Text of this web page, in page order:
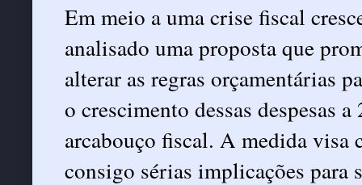
Em meio a uma crise fiscal
analisado uma proposta que
alterar as regras orçamentárias
o crescimento dessas despesas
arcabouço fiscal. A medida visa
consigo sérias implicações para